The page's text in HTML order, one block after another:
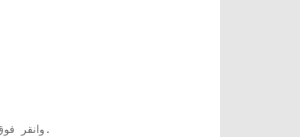
انقر بزر الماوس الأيمن فوق منطقة شريط الإشارات المرجعية أعلى متصفح Google Chrome / Firefox وانقر فوق إضافة مجلد.